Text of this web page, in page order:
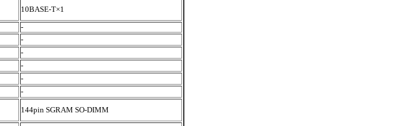
10BASE-T×1
-
-
-
-
-
-
144pin SGRAM SO-DIMM